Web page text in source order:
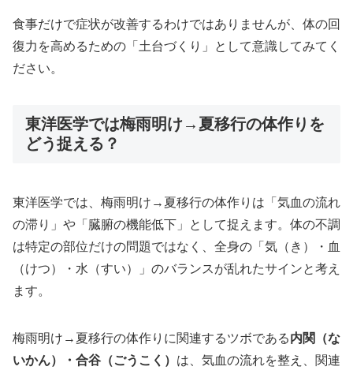
食事だけで症状が改善するわけではありませんが、体の回
復力を高めるための「土台づくり」として意識してみてく
ださい。
東洋医学では梅雨明け→夏移行の体作りを
どう捉える？
東洋医学では、梅雨明け→夏移行の体作りは「気血の流れ
の滞り」や「臓腑の機能低下」として捉えます。体の不調
は特定の部位だけの問題ではなく、全身の「気（き）・血
（けつ）・水（すい）」のバランスが乱れたサインと考え
ます。
梅雨明け→夏移行の体作りに関連するツボである内関（な
いかん）・合谷（ごうこく） は、気血の流れを整え、関連